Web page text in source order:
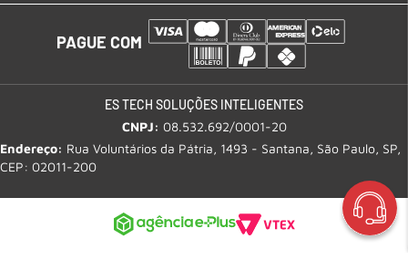
PAGUE COM
ES TECH SOLUÇÕES INTELIGENTES
CNPJ: 08.532.692/0001-20
Endereço: Rua Voluntários da Pátria, 1493 - Santana, São Paulo, SP,
CEP: 02011-200